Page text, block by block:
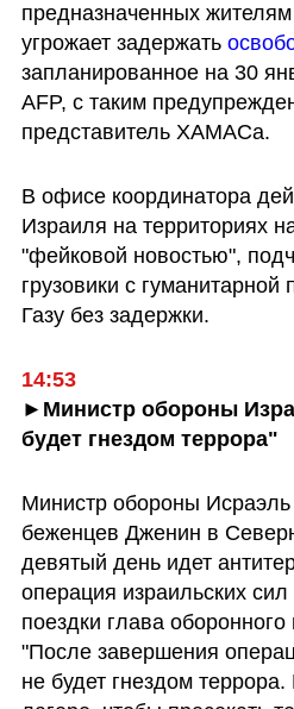
предназначенных жителям
угрожает задержать
запланированное на 30
AFP, с таким
представитель ХАМАСа.
В офисе координатора
Израиля на территориях
"фейковой новостью",
грузовики с
Газу без задержки.
14:53
►Министр обороны
будет гнездом террора"
Министр обороны Исраэль
беженцев Дженин в
девятый день идет
операция израильских
поездки глава
"После завершения
не будет гнездом